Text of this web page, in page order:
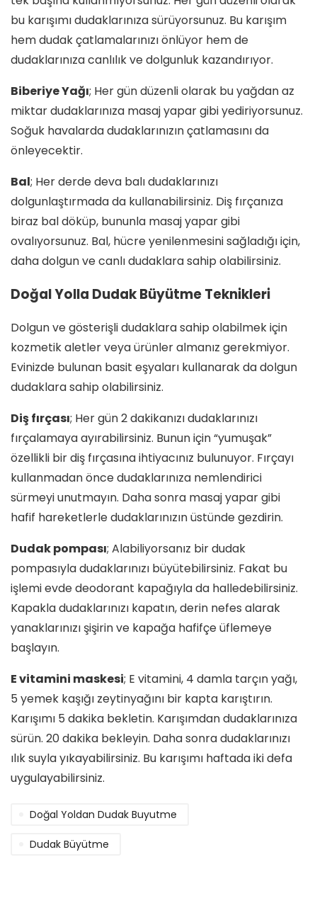
bu karışımı dudaklarınıza sürüyorsunuz. Bu karışım
hem dudak çatlamalarınızı önlüyor hem de
dudaklarınıza canlılık ve dolgunluk kazandırıyor.
Biberiye Yağı; Her gün düzenli olarak bu yağdan az
miktar dudaklarınıza masaj yapar gibi yediriyorsunuz.
Soğuk havalarda dudaklarınızın çatlamasını da
önleyecektir.
Bal; Her derde deva balı dudaklarınızı
dolgunlaştırmada da kullanabilirsiniz. Diş fırçanıza
biraz bal döküp, bununla masaj yapar gibi
ovalıyorsunuz. Bal, hücre yenilenmesini sağladığı için,
daha dolgun ve canlı dudaklara sahip olabilirsiniz.
Doğal Yolla Dudak Büyütme Teknikleri
Dolgun ve gösterişli dudaklara sahip olabilmek için
kozmetik aletler veya ürünler almanız gerekmiyor.
Evinizde bulunan basit eşyaları kullanarak da dolgun
dudaklara sahip olabilirsiniz.
Diş fırçası; Her gün 2 dakikanızı dudaklarınızı
fırçalamaya ayırabilirsiniz. Bunun için “yumuşak”
özellikli bir diş fırçasına ihtiyacınız bulunuyor. Fırçayı
kullanmadan önce dudaklarınıza nemlendirici
sürmeyi unutmayın. Daha sonra masaj yapar gibi
hafif hareketlerle dudaklarınızın üstünde gezdirin.
Dudak pompası; Alabiliyorsanız bir dudak
pompasıyla dudaklarınızı büyütebilirsiniz. Fakat bu
işlemi evde deodorant kapağıyla da halledebilirsiniz.
Kapakla dudaklarınızı kapatın, derin nefes alarak
yanaklarınızı şişirin ve kapağa hafifçe üflemeye
başlayın.
E vitamini maskesi; E vitamini, 4 damla tarçın yağı,
5 yemek kaşığı zeytinyağını bir kapta karıştırın.
Karışımı 5 dakika bekletin. Karışımdan dudaklarınıza
sürün. 20 dakika bekleyin. Daha sonra dudaklarınızı
ılık suyla yıkayabilirsiniz. Bu karışımı haftada iki defa
uygulayabilirsiniz.
Doğal Yoldan Dudak Buyutme
Dudak Büyütme